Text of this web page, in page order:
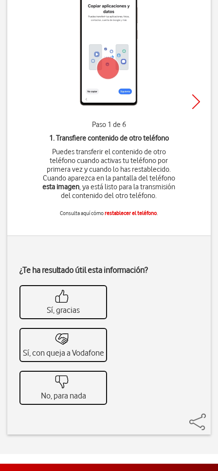
Paso 1 de 6
1. Transfiere contenido de otro teléfono
Puedes transferir el contenido de otro
teléfono cuando activas tu teléfono por
primera vez y cuando lo has restablecido.
Cuando aparezca en la pantalla del teléfono
esta imagen, ya está listo para la transmisión
del contenido del otro teléfono.
Consulta aquí cómorestablecer el teléfono.
¿Te ha resultado útil esta información?
Sí, gracias
Sí, con queja a Vodafone
No, para nada